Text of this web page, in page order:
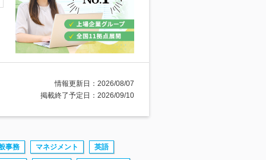
情報更新日：2026/08/07
掲載終了予定日：2026/09/10
事務 マネジメント 英語